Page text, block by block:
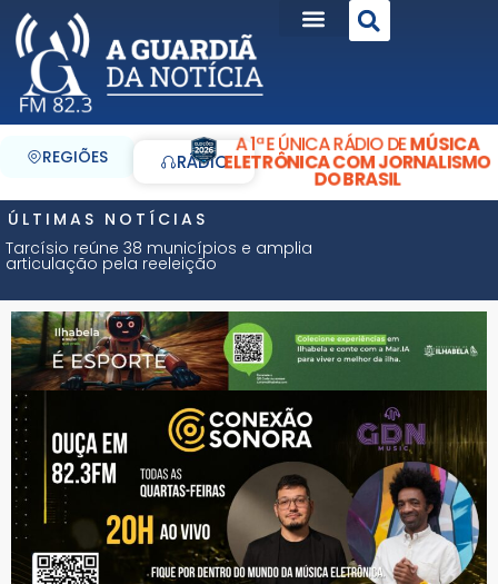
REGIÕES RÁDIO
A 1ª E ÚNICA RÁDIO DEMÚSICA
ELETRÔNICA COM JORNALISMO
DO BRASIL
ÚLTIMAS NOTÍCIAS
Tarcísio reúne 38 municípios e amplia
articulação pela reeleição